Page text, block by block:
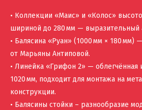
• Коллекции «Маис» и «Колос»
шириной до 280 мм — выразительный
• Балясина «Руан» (1000 мм × 180 мм)
от Марьяны Антиповой.
• Линейка «Грифон 2» — облегчённая
1020 мм, подходит для монтажа на
конструкции.
• Балясины стойки – разнообразие